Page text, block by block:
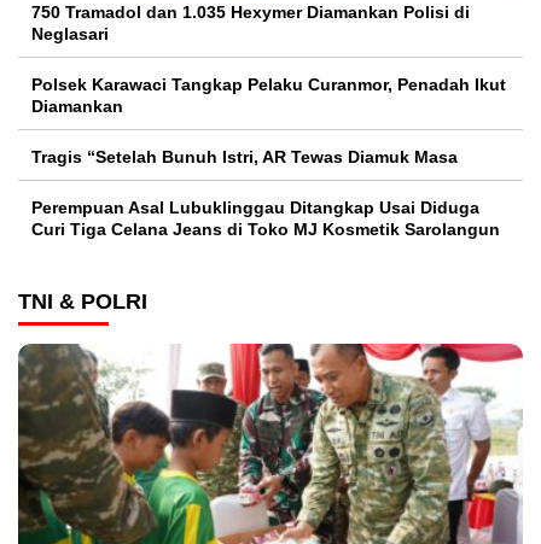
750 Tramadol dan 1.035 Hexymer Diamankan Polisi di
Neglasari
Polsek Karawaci Tangkap Pelaku Curanmor, Penadah Ikut
Diamankan
Tragis “Setelah Bunuh Istri, AR Tewas Diamuk Masa
Perempuan Asal Lubuklinggau Ditangkap Usai Diduga
Curi Tiga Celana Jeans di Toko MJ Kosmetik Sarolangun
TNI & POLRI